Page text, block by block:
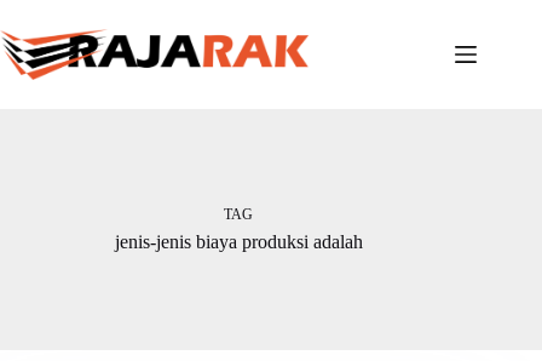
to
content
TAG
jenis-jenis biaya produksi adalah